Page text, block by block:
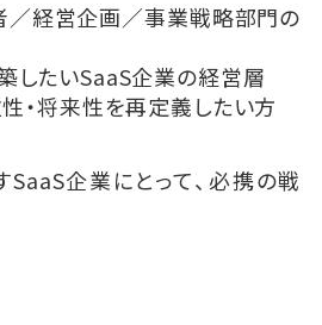
／経営企画／事業戦略部門の
したいSaaS企業の経営層
・将来性を再定義したい方
企業にとって、必携の戦